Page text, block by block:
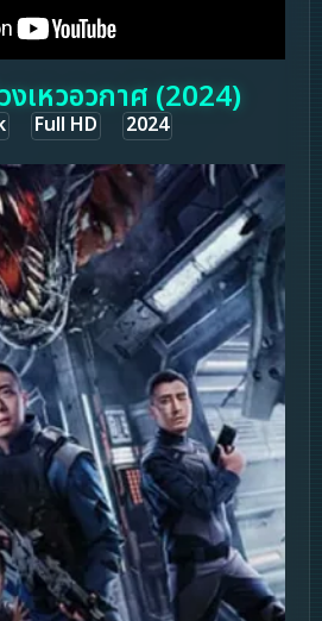
เหวอวกาศ (2024)
Full HD 2024